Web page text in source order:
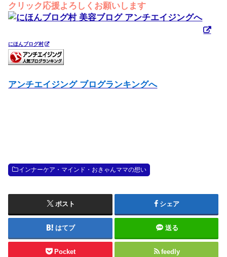
クリック応援よろしくお願いします
にほんブログ村
アンチエイジング ブログランキングへ
インナーケア・マインド・おきゃんママの想い
ポスト シェア
はてブ 送る
Pocket feedly